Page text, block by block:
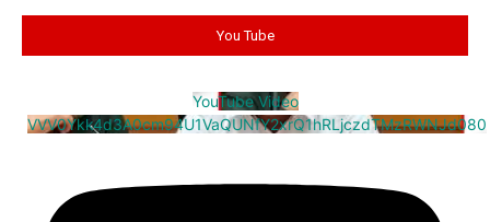
You Tube
YouTube Video
VVV0Ykk4d3A0cm94U1VaQUNfY2xrQ1hRLjczdTMzRWNJd080